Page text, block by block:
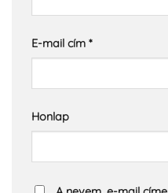
E-mail cím *
Honlap